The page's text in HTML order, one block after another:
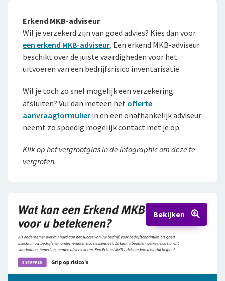
Erkend MKB-adviseur
Wil je verzekerd zijn van goed advies? Kies dan voor
een erkend MKB-adviseur. Een erkend MKB-adviseur
beschikt over de juiste vaardigheden voor het
uitvoeren van een bedrijfsrisico inventarisatie.
Wil je toch zo snel mogelijk een verzekering
afsluiten? Vul dan meteen het offerte
aanvraagformulier in en een onafhankelijk adviseur
neemt zo spoedig mogelijk contact met je op.
Klik op het vergrootglas in de infographic om deze te
vergroten.
Bekijken